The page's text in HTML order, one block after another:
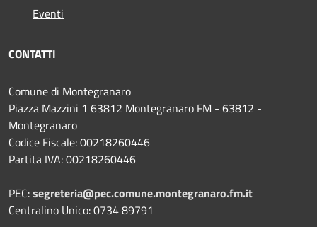
Eventi
CONTATTI
Comune di Montegranaro
Piazza Mazzini 1 63812 Montegranaro FM - 63812 -
Montegranaro
Codice Fiscale: 00218260446
Partita IVA: 00218260446
PEC:segreteria@pec.comune.montegranaro.fm.it
Centralino Unico: 0734 89791